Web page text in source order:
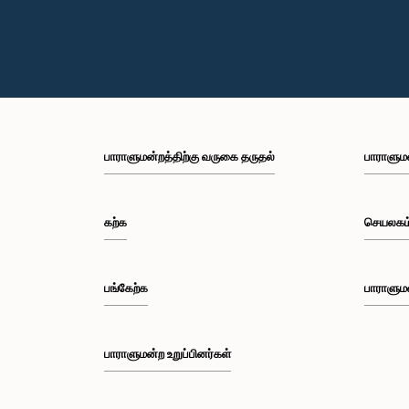
பாராளுமன்றத்திற்கு வருகை தருதல்
கற்க
பங்கேற்க
பாராளுமன்ற உறுப்பினர்கள்